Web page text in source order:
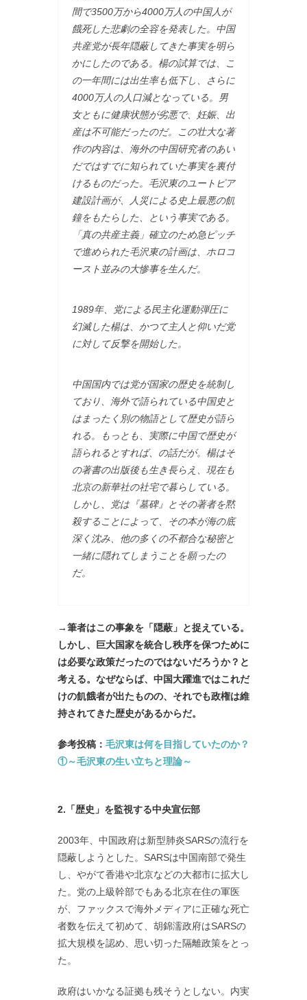
間で3500万から4000万人の中国人が
餓死した悲劇の全容を発表した。中国
共産党が長年隠蔽してきた事実を明ら
かにしたのである。楊の試算では、こ
の一年間には出生率も低下し、さらに
4000万人の人口減となっている。男
女ともに健康状態が劣悪で、妊娠、出
産は不可能だったのだ。この壮大な著
作の内容は、海外の中国研究者のあい
だではすでに知られていた事実を裏付
けるものだった。毛沢東のユートピア
建設計画が、人災による史上最悪の飢
鐘をもたらした、という事実である。
「真の共産主義」確立のため急ピッチ
で進められた毛沢東の計画は、ホロコ
ースト並みの大惨事を生んだ。
1989年、党による民主化運動弾圧に
幻滅した楊は、かつて主人と仰いだ党
に対して反撃を開始した。
中国国内では党が国家の歴史を統制し
ており、海外で語られている中国史と
はまったく別の物語として歴史が語ら
れる。もっとも、実際に中国で歴史が
語られるとすれば、の話だが。楊はそ
の著書の出版後も生き長らえ、現在も
北京の新華社の社宅で暮らしている。
しかし、党は『墓碑』とその著者を黙
殺することによって、その本が海の底
深く沈み、他の多くの不都合な秘密と
一緒に隠れてしまうことを願ったの
だ。
→筆者はこの事象を「隠蔽」と捉えている。
しかし、巨大国家を統合し秩序を保つために
は必要な政策だったのではないだろうか？と
考える。なぜならば、 中国大躍進ではこれだ
けの飢餓者が出たものの、それでも政権は維
持されてきた歴史があるからだ。
参考投稿： 毛沢東は何を目指していたのか？
①～毛沢東の生い立ちと理論～
2.「歴史」を監視する中央宣伝部
2003年、中国政府は新型肺炎SARSの流行を
隠蔽しようとした。SARSは中国南部で発生
し、やがて香港や北京などの大都市に拡大し
た。党の上級幹部でもある北京在住の軍医
が、ファックスで海外メディアに正確な死亡
者数を伝えて初めて、胡錦濡政府はSARSの
拡大規模を認め、思い切った隔離政策をとっ
た。
政府はいかなる証拠も残そうとしない。内実